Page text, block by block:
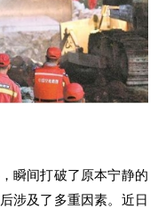
瞬间打破了原本宁静的
涉及了多重因素。近日